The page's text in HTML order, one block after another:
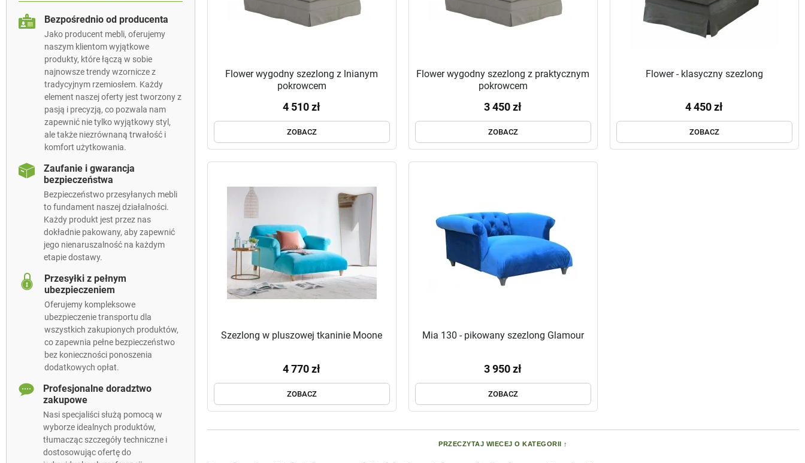
Bezpośrednio od producenta
Jako producent mebli, oferujemy
naszym klientom wyjątkowe
produkty, które łączą w sobie
najnowsze trendy wzornicze z
tradycyjnym rzemiosłem. Każdy
element naszej oferty jest tworzony z
pasją i precyzją, co pozwala nam
zapewnić nie tylko wyjątkowy styl,
ale także niezrównaną trwałość i
komfort użytkowania.
Zaufanie i gwarancja
bezpieczeństwa
Bezpieczeństwo przesyłanych mebli
to fundament naszej działalności.
Każdy produkt jest przez nas
dokładnie pakowany, aby zapewnić
jego nienaruszalność na każdym
etapie dostawy.
Przesyłki z pełnym
ubezpieczeniem
Oferujemy kompleksowe
ubezpieczenie transportu dla
wszystkich zakupionych produktów,
co zapewnia pełne bezpieczeństwo
bez konieczności ponoszenia
dodatkowych opłat.
Profesjonalne doradztwo
zakupowe
Nasi specjaliści służą pomocą w
wyborze idealnych produktów,
tłumacząc szczegóły techniczne i
dostosowując ofertę do
Flower wygodny szezlong z lnianym
pokrowcem
4 510 zł
ZOBACZ
Flower wygodny szezlong z praktycznym
pokrowcem
3 450 zł
ZOBACZ
Flower - klasyczny szezlong
4 450 zł
ZOBACZ
Szezlong w pluszowej tkaninie Moone
4 770 zł
ZOBACZ
Mia 130 - pikowany szezlong Glamour
3 950 zł
ZOBACZ
PRZECZYTAJ WIECEJ O KATEGORII